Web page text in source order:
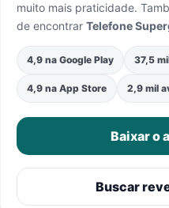
muito mais praticidade.
de encontrar Telefone
4,9 na Google Play 37,5
4,9 na App Store 2,9 mil
Baixar o
Buscar